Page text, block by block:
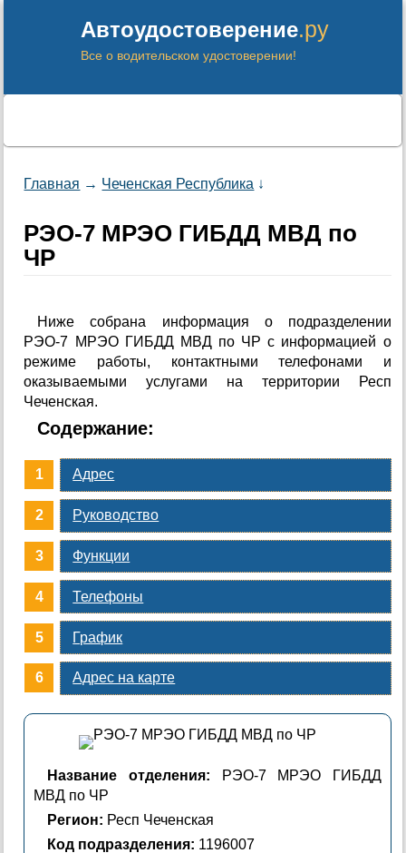
Автоудостоверение.ру
Все о водительском удостоверении!
Главная → Чеченская Республика ↓
РЭО-7 МРЭО ГИБДД МВД по
ЧР
Ниже собрана информация о подразделении
РЭО-7 МРЭО ГИБДД МВД по ЧР с информацией о
режиме работы, контактными телефонами и
оказываемыми услугами на территории Респ
Чеченская.
Содержание:
Адрес
Руководство
Функции
Телефоны
График
Адрес на карте
Название отделения: РЭО-7 МРЭО ГИБДД
МВД по ЧР
Регион: Респ Чеченская
Код подразделения: 1196007